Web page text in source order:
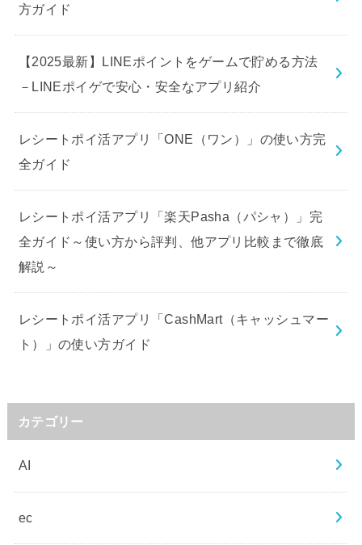
方ガイド
【2025最新】LINEポイントをゲームで貯める方法
－LINEポイゲで安心・安全なアプリ紹介
レシートポイ活アプリ「ONE（ワン）」の使い方完
全ガイド
レシートポイ活アプリ「楽天Pasha（パシャ）」完
全ガイド～使い方から評判、他アプリ比較まで徹底
解説～
レシートポイ活アプリ「CashMart（キャッシュマー
ト）」の使い方ガイド
カテゴリー
AI
ec